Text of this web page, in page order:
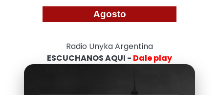
Agosto
Radio Unyka Argentina
ESCUCHANOS AQUI - Dale play